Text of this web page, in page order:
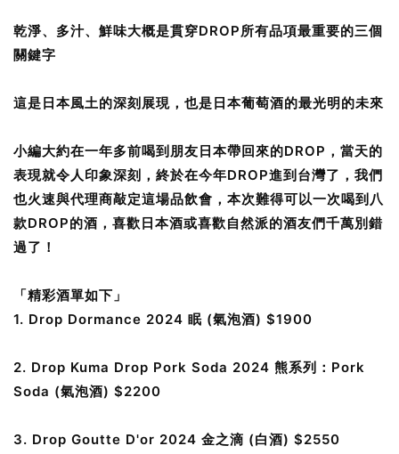
乾淨、多汁、鮮味大概是貫穿DROP所有品項最重要的三個
關鍵字
這是日本風土的深刻展現，也是日本葡萄酒的最光明的未來
小編大約在一年多前喝到朋友日本帶回來的DROP，當天的
表現就令人印象深刻，終於在今年DROP進到台灣了，我們
也火速與代理商敲定這場品飲會，本次難得可以一次喝到八
款DROP的酒，喜歡日本酒或喜歡自然派的酒友們千萬別錯
過了！
「精彩酒單如下」
1. Drop Dormance 2024 眠 (氣泡酒) $1900
2. Drop Kuma Drop Pork Soda 2024 熊系列：Pork
Soda (氣泡酒) $2200
3. Drop Goutte D'or 2024 金之滴 (白酒) $2550